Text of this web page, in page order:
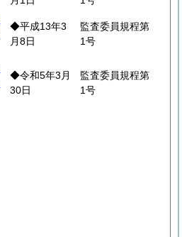
◆平成13年3
月8日
監査委員規程第
1号
◆令和5年3月
30日
監査委員規程第
1号